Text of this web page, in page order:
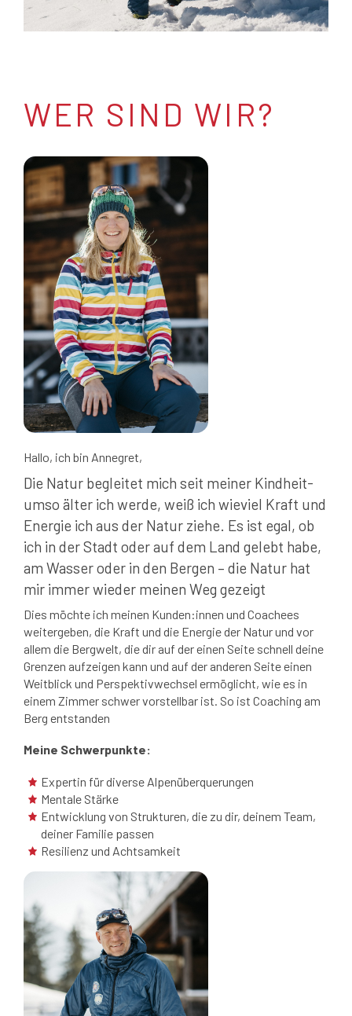
WER SIND WIR?
Hallo, ich bin Annegret,
Die Natur begleitet mich seit meiner Kindheit-
umso älter ich werde, weiß ich wieviel Kraft und
Energie ich aus der Natur ziehe. Es ist egal, ob
ich in der Stadt oder auf dem Land gelebt habe,
am Wasser oder in den Bergen – die Natur hat
mir immer wieder meinen Weg gezeigt
Dies möchte ich meinen Kunden:innen und Coachees
weitergeben, die Kraft und die Energie der Natur und vor
allem die Bergwelt, die dir auf der einen Seite schnell deine
Grenzen aufzeigen kann und auf der anderen Seite einen
Weitblick und Perspektivwechsel ermöglicht, wie es in
einem Zimmer schwer vorstellbar ist. So ist Coaching am
Berg entstanden
Meine Schwerpunkte:
Expertin für diverse Alpenüberquerungen
Mentale Stärke
Entwicklung von Strukturen, die zu dir, deinem Team,
deiner Familie passen
Resilienz und Achtsamkeit